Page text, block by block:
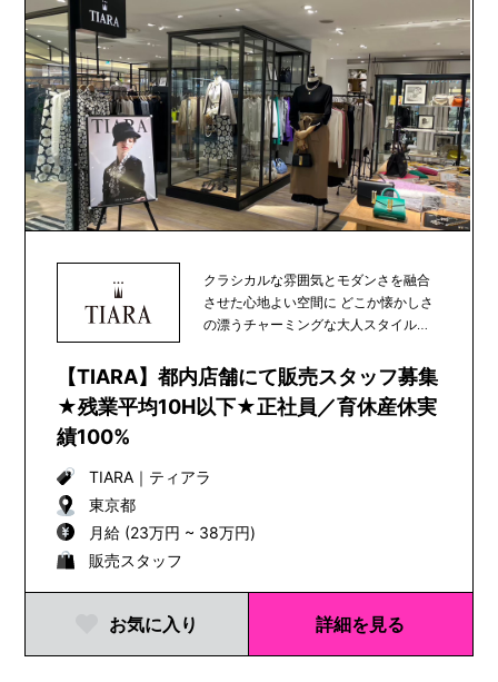
クラシカルな雰囲気とモダンさを融合
させた心地よい空間に どこか懐かしさ
の漂うチャーミングな大人スタイル。
【TIARA】都内店舗にて販売スタッフ募集
★残業平均10H以下★正社員／育休産休実
績100%
TIARA｜ ティアラ
東京都
月給 (23万円 ~ 38万円)
販売スタッフ
お気に入り 詳細を見る